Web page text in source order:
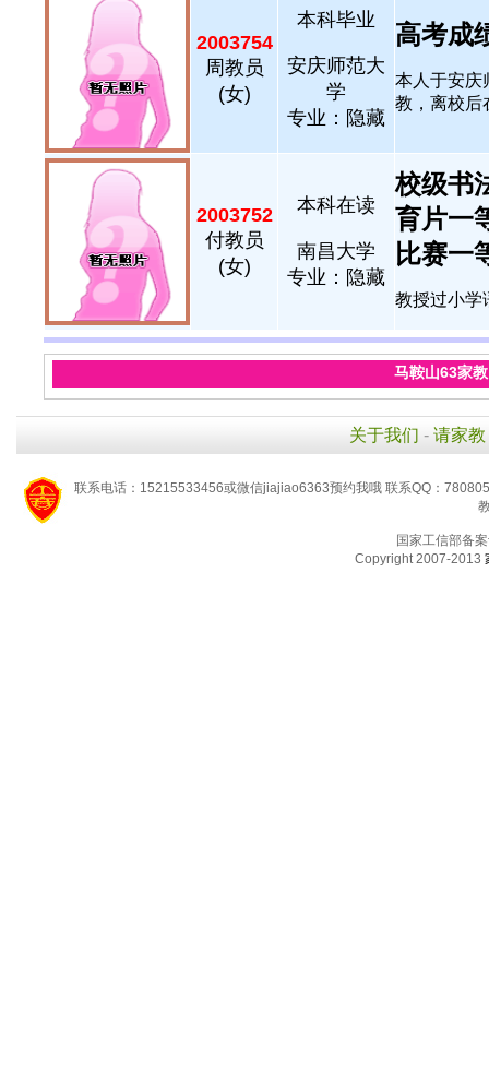
2003754
周教员
(女)
本科毕业
安庆师范大
学
专业：隐藏
高考成
本人于安庆
教，离校后
2003752
付教员
(女)
本科在读
南昌大学
专业：隐藏
校级书
育片一
比赛一
教授过小学
马鞍山63家
关于我们 - 请家教
联系电话：15215533456或微信jiajiao6363预约我哦 联系QQ：
国家工信部备
Copyright 2007-2013